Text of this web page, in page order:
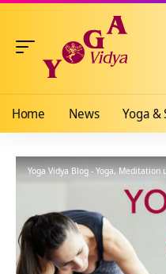
Home News Yoga
Yoga Vidya Blog - Yoga, Meditation